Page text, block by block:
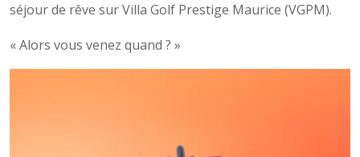
séjour de rêve sur Villa Golf Prestige Maurice (VGPM).
« Alors vous venez quand ? »